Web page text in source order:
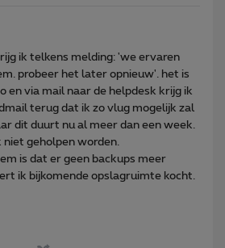
ik telkens melding: 'we ervaren
probeer het later opnieuw'. het is
en via mail naar de helpdesk krijg ik
terug dat ik zo vlug mogelijk zal
dit duurt nu al meer dan een week.
niet geholpen worden.
is dat er geen backups meer
ik bijkomende opslagruimte kocht.